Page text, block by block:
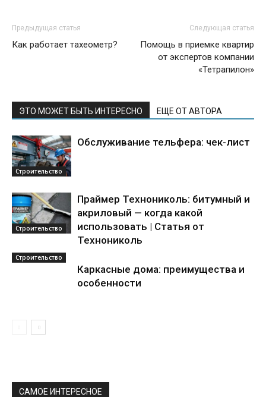
Предыдущая статья
Как работает тахеометр?
Следующая статья
Помощь в приемке квартир
от экспертов компании
«Тетрапилон»
ЭТО МОЖЕТ БЫТЬ ИНТЕРЕСНО ЕЩЕ ОТ АВТОРА
Строительство
Обслуживание тельфера: чек-лист
Строительство
Праймер Технониколь: битумный и
акриловый — когда какой
использовать | Статья от
Технониколь
Строительство
Каркасные дома: преимущества и
особенности
САМОЕ ИНТЕРЕСНОЕ